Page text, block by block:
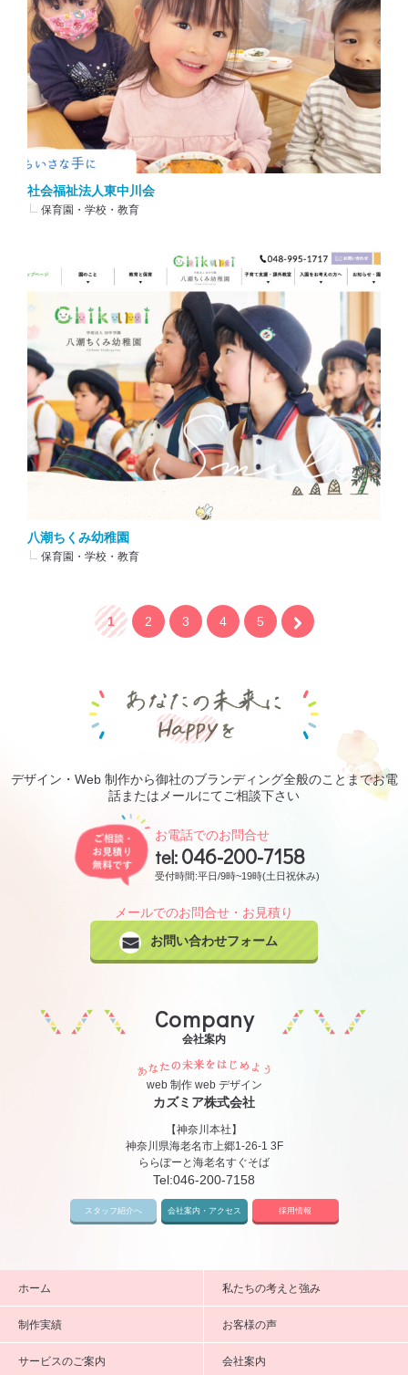
社会福祉法人東中川会
保育園・学校・教育
八潮ちくみ幼稚園
保育園・学校・教育
1 2 3 4 5
デザイン・Web 制作から御社のブランディング全般のことまでお電
話またはメールにてご相談下さい
お電話でのお問合せ
tel:046-200-7158
受付時間:平日/9時~19時(土日祝休み)
メールでのお問合せ・お見積り
お問い合わせフォーム
Company
会社案内
web 制作 web デザイン
カズミア株式会社
【神奈川本社】
神奈川県海老名市上郷1-26-1 3F
ららぽーと海老名すぐそば
Tel:046-200-7158
スタッフ紹介へ 会社案内・アクセス 採用情報
ホーム 私たちの考えと強み
制作実績 お客様の声
サービスのご案内 会社案内